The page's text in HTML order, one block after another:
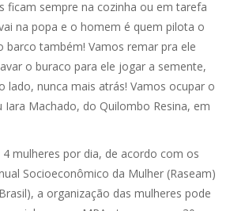
ficam sempre na cozinha ou em tarefa
na popa e o homem é quem pilota o
barco também! Vamos remar pra ele
o buraco para ele jogar a semente,
lado, nunca mais atrás! Vamos ocupar o
Iara Machado, do Quilombo Resina, em
mulheres por dia, de acordo com os
Socioeconômico da Mulher (Raseam)
a organização das mulheres pode